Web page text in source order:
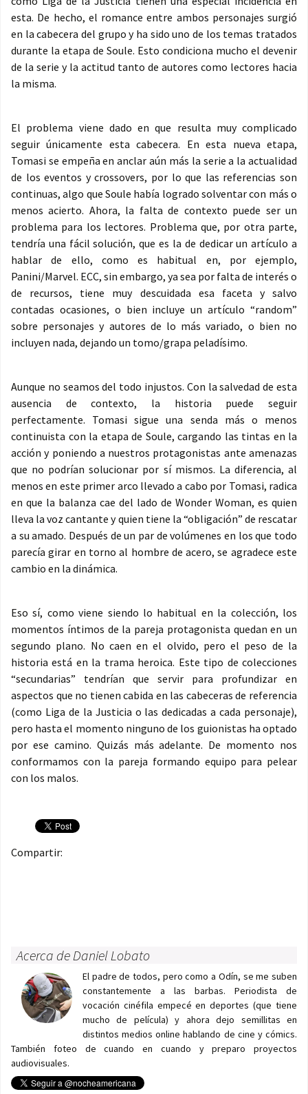
esta. De hecho, el romance entre ambos personajes surgió
en la cabecera del grupo y ha sido uno de los temas tratados
durante la etapa de Soule. Esto condiciona mucho el devenir
de la serie y la actitud tanto de autores como lectores hacia
la misma.
El problema viene dado en que resulta muy complicado
seguir únicamente esta cabecera. En esta nueva etapa,
Tomasi se empeña en anclar aún más la serie a la actualidad
de los eventos y crossovers, por lo que las referencias son
continuas, algo que Soule había logrado solventar con más o
menos acierto. Ahora, la falta de contexto puede ser un
problema para los lectores. Problema que, por otra parte,
tendría una fácil solución, que es la de dedicar un artículo a
hablar de ello, como es habitual en, por ejemplo,
Panini/Marvel. ECC, sin embargo, ya sea por falta de interés o
de recursos, tiene muy descuidada esa faceta y salvo
contadas ocasiones, o bien incluye un artículo “random”
sobre personajes y autores de lo más variado, o bien no
incluyen nada, dejando un tomo/grapa peladísimo.
Aunque no seamos del todo injustos. Con la salvedad de esta
ausencia de contexto, la historia puede seguir
perfectamente. Tomasi sigue una senda más o menos
continuista con la etapa de Soule, cargando las tintas en la
acción y poniendo a nuestros protagonistas ante amenazas
que no podrían solucionar por sí mismos. La diferencia, al
menos en este primer arco llevado a cabo por Tomasi, radica
en que la balanza cae del lado de Wonder Woman, es quien
lleva la voz cantante y quien tiene la “obligación” de rescatar
a su amado. Después de un par de volúmenes en los que todo
parecía girar en torno al hombre de acero, se agradece este
cambio en la dinámica.
Eso sí, como viene siendo lo habitual en la colección, los
momentos íntimos de la pareja protagonista quedan en un
segundo plano. No caen en el olvido, pero el peso de la
historia está en la trama heroica. Este tipo de colecciones
“secundarias” tendrían que servir para profundizar en
aspectos que no tienen cabida en las cabeceras de referencia
(como Liga de la Justicia o las dedicadas a cada personaje),
pero hasta el momento ninguno de los guionistas ha optado
por ese camino. Quizás más adelante. De momento nos
conformamos con la pareja formando equipo para pelear
con los malos.
Compartir:
Acerca de Daniel Lobato
El padre de todos, pero como a Odín, se me suben
constantemente a las barbas. Periodista de
vocación cinéfila empecé en deportes (que tiene
mucho de película) y ahora dejo semillitas en
distintos medios online hablando de cine y cómics.
También foteo de cuando en cuando y preparo proyectos
audiovisuales.